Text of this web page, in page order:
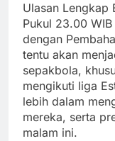
Ulasan Lengkap
Pukul 23.00
dengan
tentu akan
sepakbola,
mengikuti liga
lebih dalam
mereka, serta
malam ini.